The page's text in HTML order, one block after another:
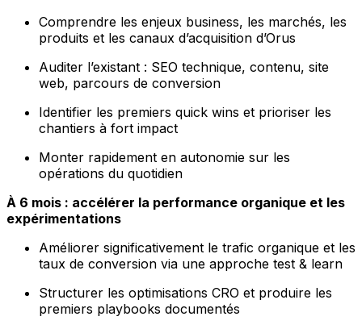
Comprendre les enjeux business, les marchés, les
produits et les canaux d’acquisition d’Orus
Auditer l’existant : SEO technique, contenu, site
web, parcours de conversion
Identifier les premiers quick wins et prioriser les
chantiers à fort impact
Monter rapidement en autonomie sur les
opérations du quotidien
À 6 mois : accélérer la performance organique et les
expérimentations
Améliorer significativement le trafic organique et les
taux de conversion via une approche test & learn
Structurer les optimisations CRO et produire les
premiers playbooks documentés